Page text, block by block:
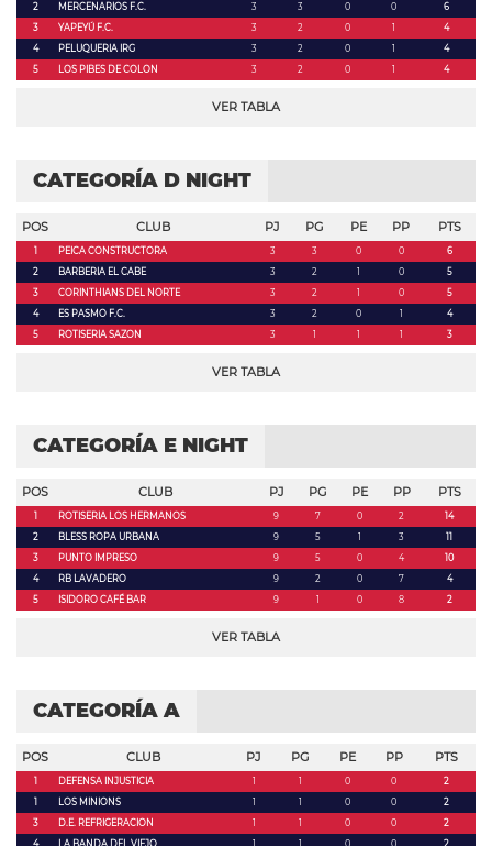
2 MERCENARIOS F.C. 3 3 0 0
6
3
YAPEYÚ F.C. 3 2 0 1
4
4
PELUQUERIA IRG 3 2 0 1
4
5
LOS PIBES DE COLON 3 2 0 1 4
VER TABLA
CATEGORÍA D NIGHT
POS CLUB PJ PG PE PP PTS
1 PEICA CONSTRUCTORA 3 3 0 0
6
2
BARBERIA EL CABE 3 2 1 0
5
3
CORINTHIANS DEL NORTE 3 2 1 0
5
4
ES PASMO F.C. 3 2 0 1
4
5
ROTISERIA SAZON 3 1 1 1 3
VER TABLA
CATEGORÍA E NIGHT
POS CLUB PJ PG PE PP PTS
1 ROTISERIA LOS HERMANOS 9 7 0 2
14
2
BLESS ROPA URBANA 9 5 1 3
11
3
PUNTO IMPRESO 9 5 0 4
10
4
RB LAVADERO 9 2 0 7
4
5
ISIDORO CAFÉ BAR 9 1 0 8 2
VER TABLA
CATEGORÍA A
POS CLUB PJ PG PE PP PTS
1 DEFENSA INJUSTICIA 1 1 0 0
2
1
LOS MINIONS 1 1 0 0
2
3
D.E. REFRIGERACION 1 1 0 0
2